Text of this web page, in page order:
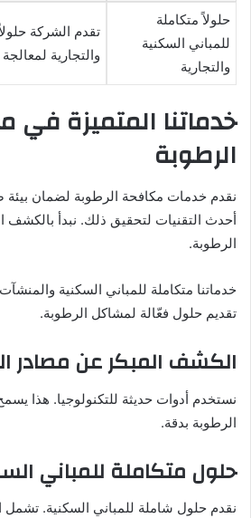
حلولاً متكاملة
للمباني السكنية
والتجارية
تقدم الشركة
والتجارية
خدماتنا المتميزة في
الرطوبة
نقدم خدمات مكافحة الرطوبة لضمان
أحدث التقنيات لتحقيق ذلك. نبدأ بالكشف
الرطوبة.
خدماتنا متكاملة للمباني السكنية
تقديم حلول فعّالة لمشاكل الرطوبة.
الكشف المبكر عن مصادر
نستخدم أدوات حديثة للتكنولوجيا. هذا
الرطوبة بدقة.
حلول متكاملة للمباني
نقدم حلول شاملة للمباني السكنية. تشمل